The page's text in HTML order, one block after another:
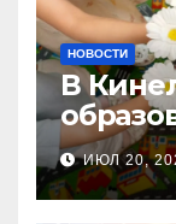
НОВОСТИ
В
семьи,
ИЮЛ 20,